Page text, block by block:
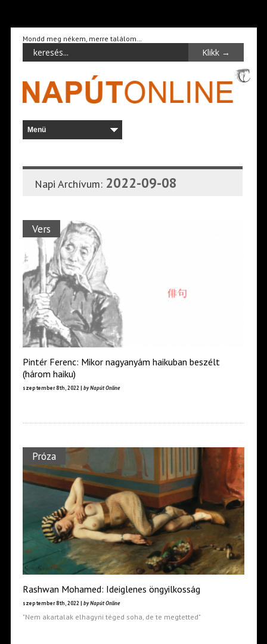
Mondd meg nékem, merre találom…
Napi Archívum: 2022-09-08
Vers
Pintér Ferenc: Mikor nagyanyám haikuban beszélt
(három haiku)
szeptember 8th, 2022 | by Napút Online
Próza
Rashwan Mohamed: Ideiglenes öngyilkosság
szeptember 8th, 2022 | by Napút Online
"Nem akartalak elhagyni téged soha, de te megtetted"